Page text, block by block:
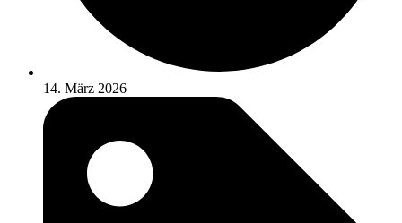
14. März 2026